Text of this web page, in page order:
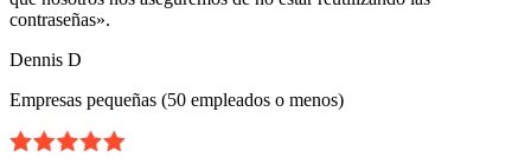
contraseñas».
Dennis D
Empresas pequeñas (50 empleados o menos)